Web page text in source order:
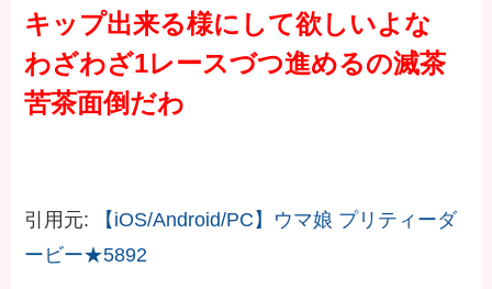
キップ出来る様にして欲しいよな
わざわざ1レースづつ進めるの滅茶
苦茶面倒だわ
引用元:
【iOS/Android/PC】ウマ娘 プリティーダ
ービー★5892